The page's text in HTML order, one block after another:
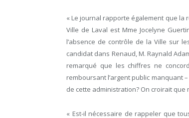
« Le journal rapporte également que
Ville de Laval est Mme Jocelyne
l’absence de contrôle de la Ville sur
candidat dans Renaud, M. Raynald
remarqué que les chiffres ne
remboursant l’argent public manquant
de cette administration? On croirait que
« Est-il nécessaire de rappeler que